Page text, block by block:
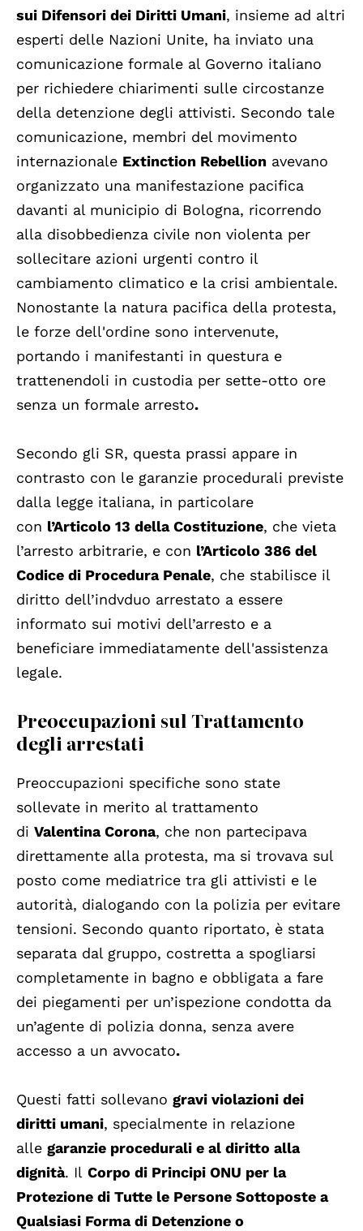
sui Difensori dei Diritti Umani, insieme ad altri
esperti delle Nazioni Unite, ha inviato una
comunicazione formale al Governo italiano
per richiedere chiarimenti sulle circostanze
della detenzione degli attivisti. Secondo tale
comunicazione, membri del movimento
internazionale Extinction Rebellion avevano
organizzato una manifestazione pacifica
davanti al municipio di Bologna, ricorrendo
alla disobbedienza civile non violenta per
sollecitare azioni urgenti contro il
cambiamento climatico e la crisi ambientale.
Nonostante la natura pacifica della protesta,
le forze dell'ordine sono intervenute,
portando i manifestanti in questura e
trattenendoli in custodia per sette-otto ore
senza un formale arresto.
Secondo gli SR, questa prassi appare in
contrasto con le garanzie procedurali previste
dalla legge italiana, in particolare
con l’Articolo 13 della Costituzione, che vieta
l’arresto arbitrarie, e con l’Articolo 386 del
Codice di Procedura Penale, che stabilisce il
diritto dell’indvduo arrestato a essere
informato sui motivi dell’arresto e a
beneficiare immediatamente dell'assistenza
legale.
Preoccupazioni sul Trattamento
degli arrestati
Preoccupazioni specifiche sono state
sollevate in merito al trattamento
di Valentina Corona, che non partecipava
direttamente alla protesta, ma si trovava sul
posto come mediatrice tra gli attivisti e le
autorità, dialogando con la polizia per evitare
tensioni. Secondo quanto riportato, è stata
separata dal gruppo, costretta a spogliarsi
completamente in bagno e obbligata a fare
dei piegamenti per un’ispezione condotta da
un’agente di polizia donna, senza avere
accesso a un avvocato.
Questi fatti sollevano gravi violazioni dei
diritti umani, specialmente in relazione
alle garanzie procedurali e al diritto alla
dignità. Il Corpo di Principi ONU per la
Protezione di Tutte le Persone Sottoposte a
Qualsiasi Forma di Detenzione o